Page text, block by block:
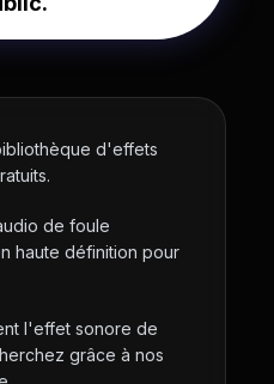
d'effets
de foule
haute définition pour
l'effet sonore de
grâce à nos